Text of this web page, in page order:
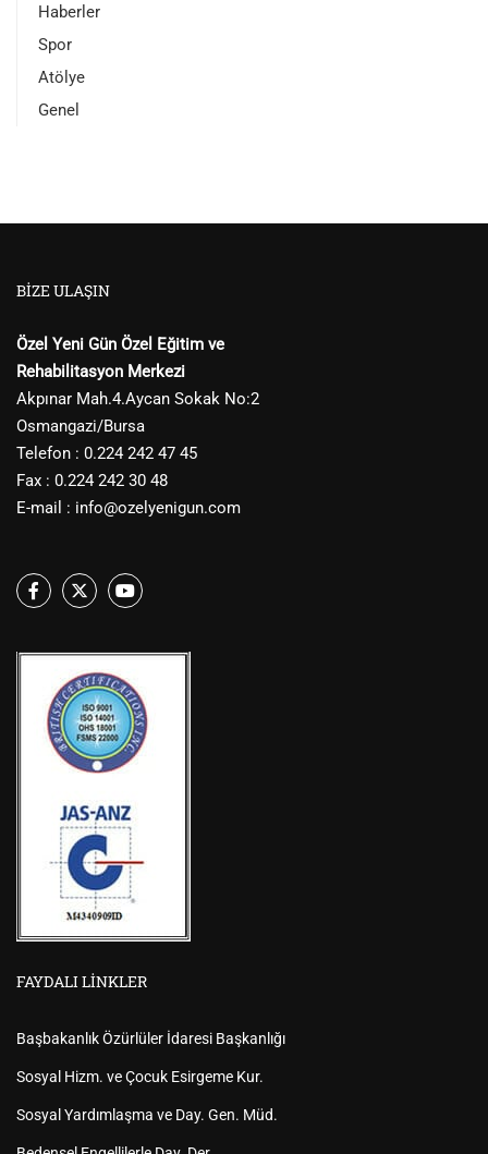
Haberler
Spor
Atölye
Genel
BIZE ULAŞIN
Özel Yeni Gün Özel Eğitim ve
Rehabilitasyon Merkezi
Akpınar Mah.4.Aycan Sokak No:2
Osmangazi/Bursa
Telefon : 0.224 242 47 45
Fax : 0.224 242 30 48
E-mail : info@ozelyenigun.com
FAYDALI LINKLER
Başbakanlık Özürlüler İdaresi Başkanlığı
Sosyal Hizm. ve Çocuk Esirgeme Kur.
Sosyal Yardımlaşma ve Day. Gen. Müd.